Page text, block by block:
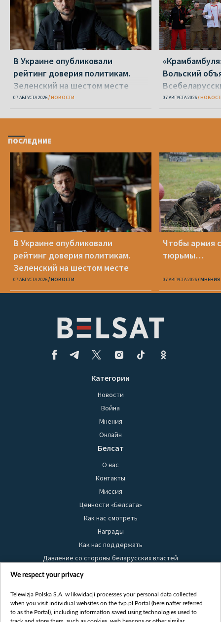
В Украине опубликовали
рейтинг доверия политикам.
Зеленский на шестом месте
07 АВГУСТА 2026 НОВОСТИ
Вольский
07 АВГУСТА 2026
ПОСЛЕДНИЕ
В Украине опубликовали
рейтинг доверия политикам.
Зеленский на шестом месте
07 АВГУСТА 2026 НОВОСТИ
Чтобы армия
тюрьмы…
07 АВГУСТА 2026 МНЕНИЯ
Категории
Новости
Война
Мнения
Онлайн
Белсат
О нас
Контакты
Миссия
Ценности «Белсата»
Как нас смотреть
Награды
Как нас поддержать
Давление со стороны беларусских властей
Правила использования материалов
Безопасность
Youtube
We respect your privacy
Telewizja Polska S.A. w likwidacji processes your personal data collected
when you visit individual websites on the tvp.pl Portal (hereinafter referred
to as the Portal), including information saved using technologies used to